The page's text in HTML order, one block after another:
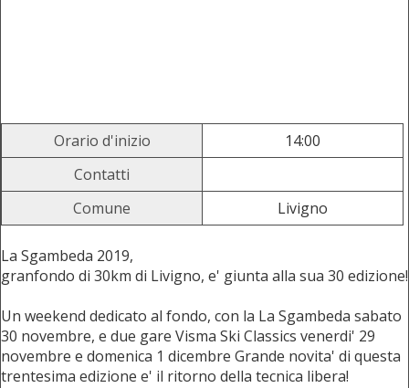
Orario d'inizio
14:00
Contatti
Comune
Livigno
La Sgambeda 2019,
granfondo di 30km di Livigno, e' giunta alla sua 30 edizione!
Un weekend dedicato al fondo, con la La Sgambeda sabato
30 novembre, e due gare Visma Ski Classics venerdi' 29
novembre e domenica 1 dicembre Grande novita' di questa
trentesima edizione e' il ritorno della tecnica libera!